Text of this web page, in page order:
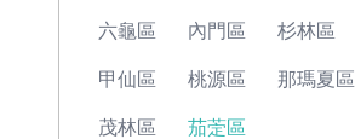
六龜區 內門區 杉林區
甲仙區 桃源區 那瑪夏區
茂林區 茄萣區